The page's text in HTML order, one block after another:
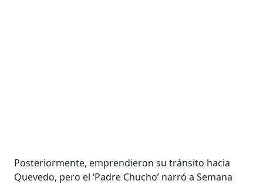
Posteriormente, emprendieron su tránsito hacia
Quevedo, pero el ‘Padre Chucho’ narró a Semana